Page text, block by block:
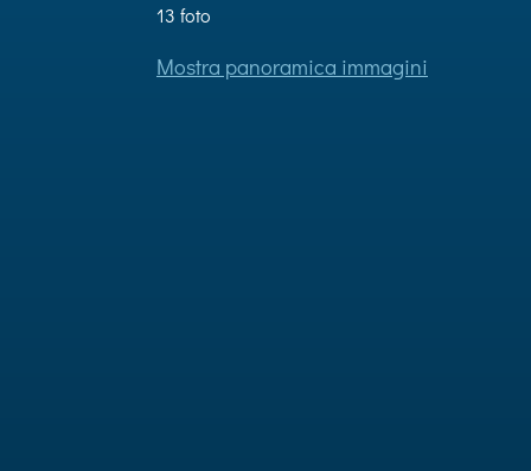
13 foto
Mostra panoramica immagini